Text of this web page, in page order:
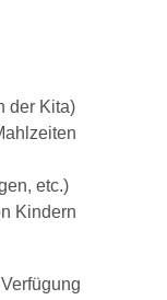
der Kita)
etc.)
Kindern